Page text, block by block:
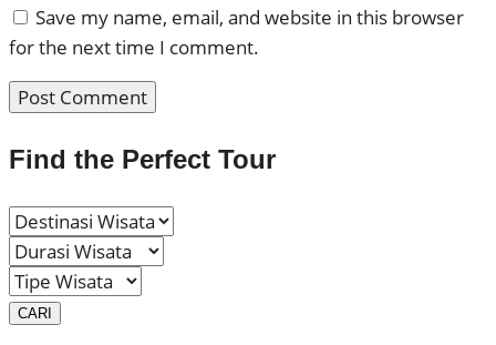
Save my name, email, and website in this browser
for the next time I comment.
Find the Perfect Tour
CARI